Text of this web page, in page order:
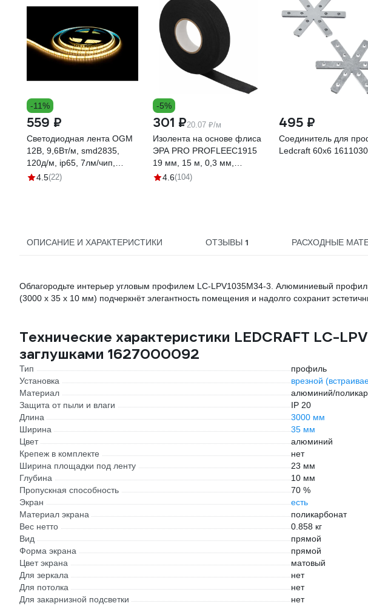
-11%
559 ₽
Светодиодная лента OGM
12В, 9,6Вт/м, smd2835,
120д/м, ip65, 7лм/чип,
подложка 8мм, 5м, 3000к. /
4.5(22)
-5%
301 ₽20.07 ₽/м
Изолента на основе флиса
ЭРА PRO PROFLEEC1915
19 мм, 15 м, 0,3 мм,
черная Б0057181
4.6(104)
495 ₽
Cоединитель для
Ledcraft 60x6
ОПИСАНИЕ И ХАРАКТЕРИСТИКИ ОТЗЫВЫ 1 РАСХОДНЫЕ
Облагородьте интерьер угловым профилем LC-LPV1035M34-3. Алюминиевый
(3000 x 35 x 10 мм) подчеркнёт элегантность помещения и надолго сохранит
Технические характеристики LEDCRAFT LC-
заглушками 1627000092
Тип
профиль
Установка
врезной
Материал
алюминий/
Защита от пыли и влаги
IP 20
Длина
3000 мм
Ширина
35 мм
Цвет
алюминий
Крепеж в комплекте
нет
Ширина площадки под ленту
23 мм
Глубина
10 мм
Пропускная способность
70 %
Экран
есть
Материал экрана
поликарбонат
Вес нетто
0.858 кг
Вид
прямой
Форма экрана
прямой
Цвет экрана
матовый
Для зеркала
нет
Для потолка
нет
Для закарнизной подсветки
нет